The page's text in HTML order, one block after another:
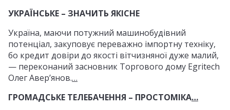
УКРАЇНСЬКЕ – ЗНАЧИТЬ ЯКІСНЕ
Україна, маючи потужний машинобудівний
потенціал, закуповує переважно імпортну техніку,
бо кредит довіри до якості вітчизняної дуже малий,
— переконаний засновник Торгового дому Egritech
Олег Авер’янов.…
ГРОМАДСЬКЕ ТЕЛЕБАЧЕННЯ – ПРОСТОМІКА…